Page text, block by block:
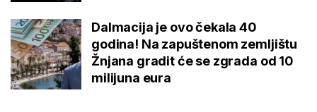
Dalmacija je ovo čekala 40
godina! Na zapuštenom zemljištu
Žnjana gradit će se zgrada od 10
milijuna eura